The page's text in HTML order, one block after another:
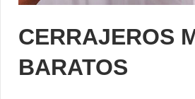
CERRAJEROS
BARATOS